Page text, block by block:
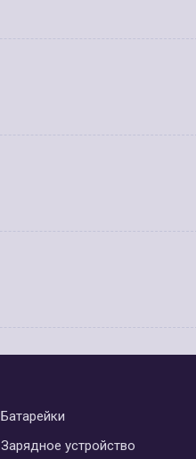
Батарейки
Зарядное устройство